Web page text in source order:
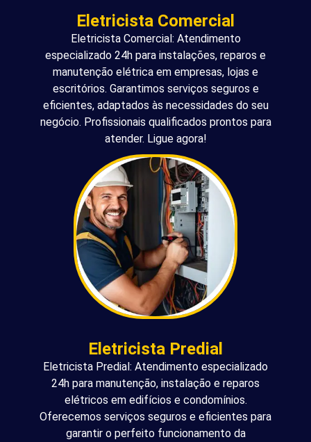
Eletricista Comercial
Eletricista Comercial: Atendimento
especializado 24h para instalações, reparos e
manutenção elétrica em empresas, lojas e
escritórios. Garantimos serviços seguros e
eficientes, adaptados às necessidades do seu
negócio. Profissionais qualificados prontos para
atender. Ligue agora!
Eletricista Predial
Eletricista Predial: Atendimento especializado
24h para manutenção, instalação e reparos
elétricos em edifícios e condomínios.
Oferecemos serviços seguros e eficientes para
garantir o perfeito funcionamento da